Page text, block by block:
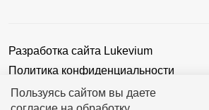
Пользуясь сайтом вы даете
Разработка сайта Lukevium
Политика конфиденциальности
Пользовательское соглашение